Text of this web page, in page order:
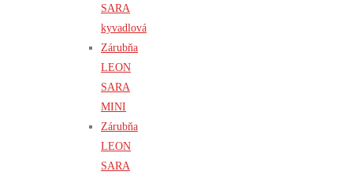
SARA
kyvadlová
Zárubňa
LEON
SARA
MINI
Zárubňa
LEON
SARA